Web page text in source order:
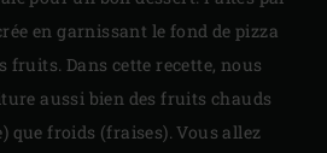
en garnissant le fond de pizza
fruits. Dans cette recette, nous
aussi bien des fruits chauds
que froids (fraises). Vous allez